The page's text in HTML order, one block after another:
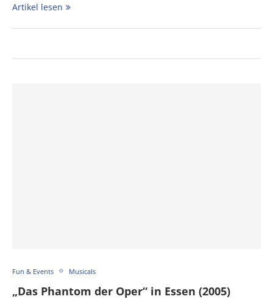
Artikel lesen
Fun & Events Musicals
„Das Phantom der Oper“ in Essen (2005)